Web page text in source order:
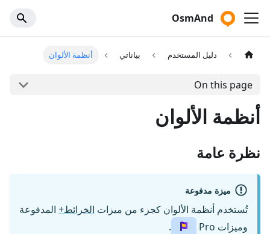
OsmAnd
دليل المستخدم بياناتي أنظمة الألوان
On this page
أنظمة الألوان
نظرة عامة
ميزة مدفوعة
تُستخدم أنظمة الألوان كجزء من ميزات الخرائط+ المدفوعة
وميزات Pro
.